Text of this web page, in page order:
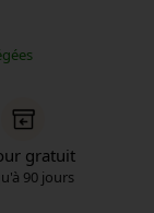
gratuit
90 jours